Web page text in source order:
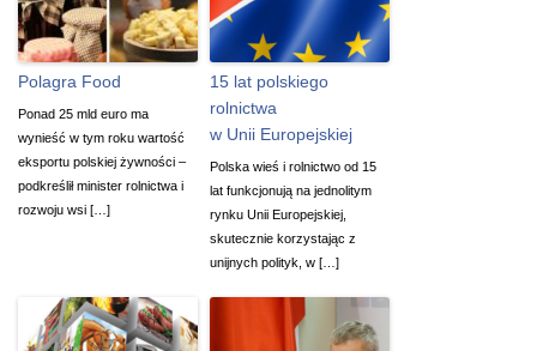
Polagra Food
Ponad 25 mld euro ma
wynieść w tym roku wartość
eksportu polskiej żywności –
podkreślił minister rolnictwa i
rozwoju wsi […]
15 lat polskiego
rolnictwa
w Unii Europejskiej
Polska wieś i rolnictwo od 15
lat funkcjonują na jednolitym
rynku Unii Europejskiej,
skutecznie korzystając z
unijnych polityk, w […]